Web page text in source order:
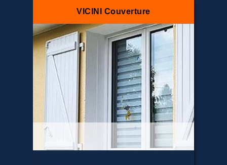
VICINI Couverture